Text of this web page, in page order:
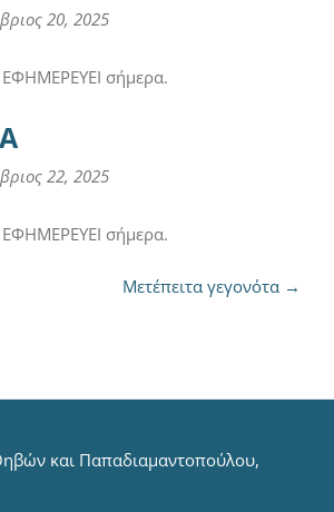
20, 2025
σήμερα.
22, 2025
σήμερα.
Μετέπειτα γεγονότα →
και Παπαδιαμαντοπούλου,